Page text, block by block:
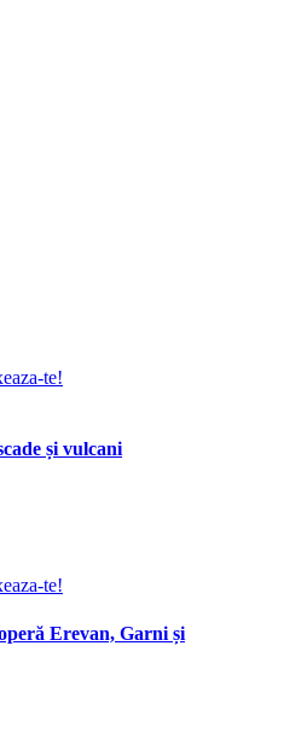
și vulcani
Erevan, Garni și